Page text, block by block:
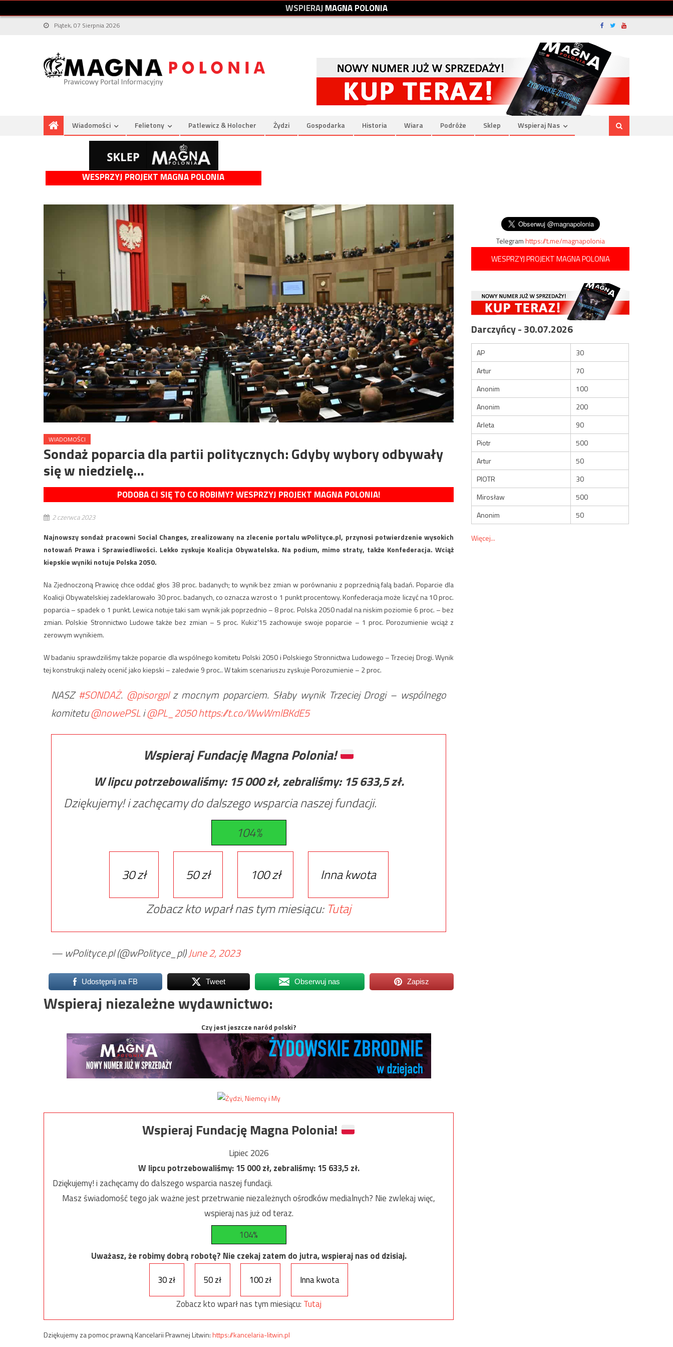
WSPIERAJMAGNAPOLONIA
Piątek, 07 Sierpnia 2026
Wiadomości Felietony Patlewicz & Holocher Żydzi Gospodarka Historia Wiara Podróże Sklep Wspieraj Nas
WESPRZYJ PROJEKT MAGNA POLONIA
WIADOMOŚCI
Sondaż poparcia dla partii politycznych: Gdyby wybory odbywały
się w niedzielę…
PODOBA CI SIĘ TO CO ROBIMY? WESPRZYJ PROJEKT MAGNA POLONIA!
2 czerwca 2023
Najnowszy sondaż pracowni Social Changes, zrealizowany na zlecenie portalu wPolityce.pl, przynosi potwierdzenie wysokich
notowań Prawa i Sprawiedliwości. Lekko zyskuje Koalicja Obywatelska. Na podium, mimo straty, także Konfederacja. Wciąż
kiepskie wyniki notuje Polska 2050.
Na Zjednoczoną Prawicę chce oddać głos 38 proc. badanych; to wynik bez zmian w porównaniu z poprzednią falą badań. Poparcie dla
Koalicji Obywatelskiej zadeklarowało 30 proc. badanych, co oznacza wzrost o 1 punkt procentowy. Konfederacja może liczyć na 10 proc.
poparcia – spadek o 1 punkt. Lewica notuje taki sam wynik jak poprzednio – 8 proc. Polska 2050 nadal na niskim poziomie 6 proc. – bez
zmian. Polskie Stronnictwo Ludowe także bez zmian – 5 proc. Kukiz‘15 zachowuje swoje poparcie – 1 proc. Porozumienie wciąż z
zerowym wynikiem.
W badaniu sprawdziliśmy także poparcie dla wspólnego komitetu Polski 2050 i Polskiego Stronnictwa Ludowego – Trzeciej Drogi. Wynik
tej konstrukcji należy ocenić jako kiepski – zaledwie 9 proc.. W takim scenariuszu zyskuje Porozumienie – 2 proc.
NASZ#SONDAŻ. @pisorgplz mocnym poparciem. Słaby wynik Trzeciej Drogi – wspólnego
komitetu@nowePSLi@PL_2050https://t.co/WwWmlBKdE5
Wspieraj Fundację Magna Polonia!
W lipcu potrzebowaliśmy: 15 000zł, zebraliśmy: 15 633,5zł.
Dziękujemy! i zachęcamy do dalszego wsparcia naszej fundacji.
104%
30 zł 50 zł 100 zł
Inna kwota
Zobacz kto wparł nas tym miesiącu: Tutaj
— wPolityce.pl (@wPolityce_pl)June 2, 2023
Udostępnij na FB Tweet Obserwuj nas Zapisz
Wspieraj niezależne wydawnictwo:
Czy jest jeszcze naród polski?
Wspieraj Fundację Magna Polonia!
Lipiec 2026
W lipcu potrzebowaliśmy:15 000zł, zebraliśmy:15 633,5zł.
Dziękujemy! i zachęcamy do dalszego wsparcia naszej fundacji.
Masz świadomość tego jak ważne jest przetrwanie niezależnych ośrodków medialnych? Nie zwlekaj więc,
wspieraj nas już od teraz.
104%
Uważasz, że robimy dobrą robotę? Nie czekaj zatem do jutra, wspieraj nas od dzisiaj.
30 zł
50 zł 100 zł
Inna kwota
Zobacz kto wparł nas tym miesiącu: Tutaj
Dziękujemy za pomoc prawną Kancelarii Prawnej Litwin:https://kancelaria-litwin.pl
Telegramhttps://t.me/magnapolonia
WESPRZYJ PROJEKT MAGNA POLONIA
Darczyńcy - 30.07.2026
AP
30
Artur
70
Anonim
100
Anonim
200
Arleta
90
Piotr
500
Artur
50
PIOTR
30
Mirosław
500
Anonim
50
Więcej...